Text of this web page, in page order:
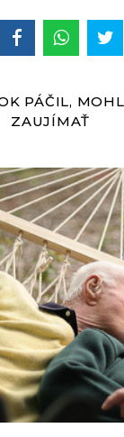
PÁČIL,
ZAUJÍMAŤ